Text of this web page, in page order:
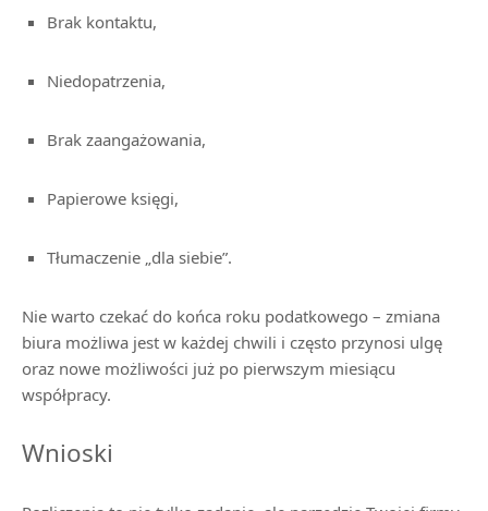
Brak kontaktu,
Niedopatrzenia,
Brak zaangażowania,
Papierowe księgi,
Tłumaczenie „dla siebie”.
Nie warto czekać do końca roku podatkowego – zmiana
biura możliwa jest w każdej chwili i często przynosi ulgę
oraz nowe możliwości już po pierwszym miesiącu
współpracy.
Wnioski